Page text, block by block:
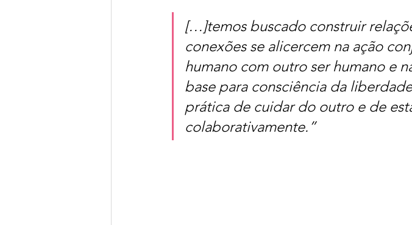
[…]temos buscado construir
conexões se alicercem na ação
humano com outro ser humano e
base para consciência da
prática de cuidar do outro e de
colaborativamente.”